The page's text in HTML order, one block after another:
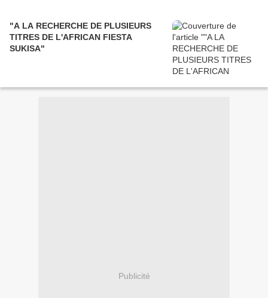
"A LA RECHERCHE DE PLUSIEURS
TITRES DE L'AFRICAN FIESTA
SUKISA"
Publicité